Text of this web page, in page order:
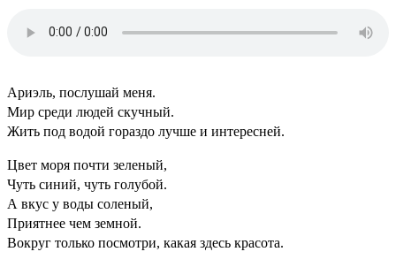
Ариэль, послушай меня.
Мир среди людей скучный.
Жить под водой гораздо лучше и интересней.
Цвет моря почти зеленый,
Чуть синий, чуть голубой.
А вкус у воды соленый,
Приятнее чем земной.
Вокруг только посмотри, какая здесь красота.